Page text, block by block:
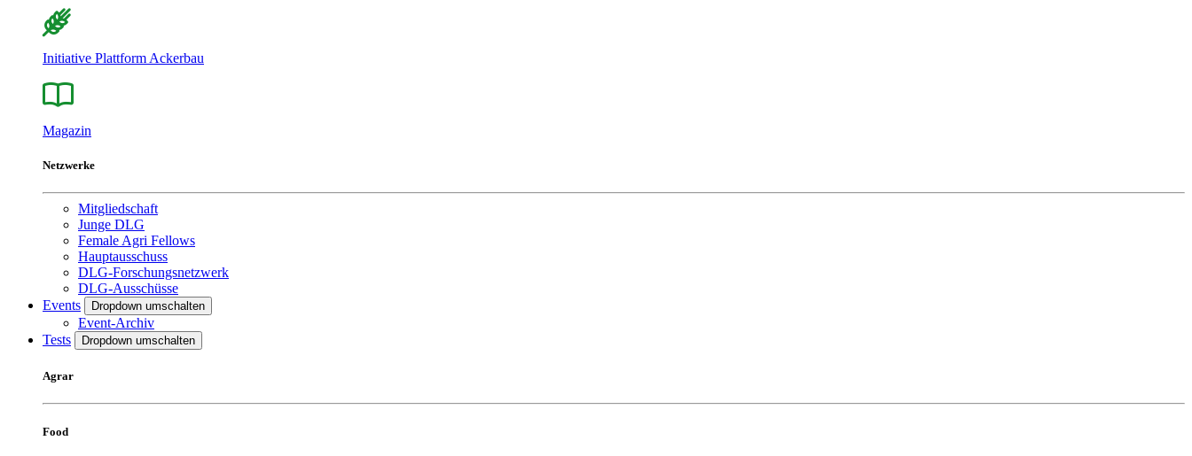
Initiative Plattform Ackerbau
Magazin
Netzwerke
Mitgliedschaft
Junge DLG
Female Agri Fellows
Hauptausschuss
DLG-Forschungsnetzwerk
DLG-Ausschüsse
Events
Dropdown umschalten
Event-Archiv
Tests
Dropdown umschalten
Agrar
Food